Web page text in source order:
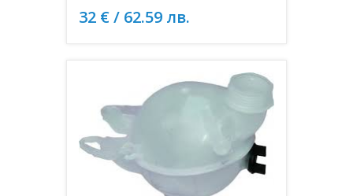
32 € / 62.59 лв.